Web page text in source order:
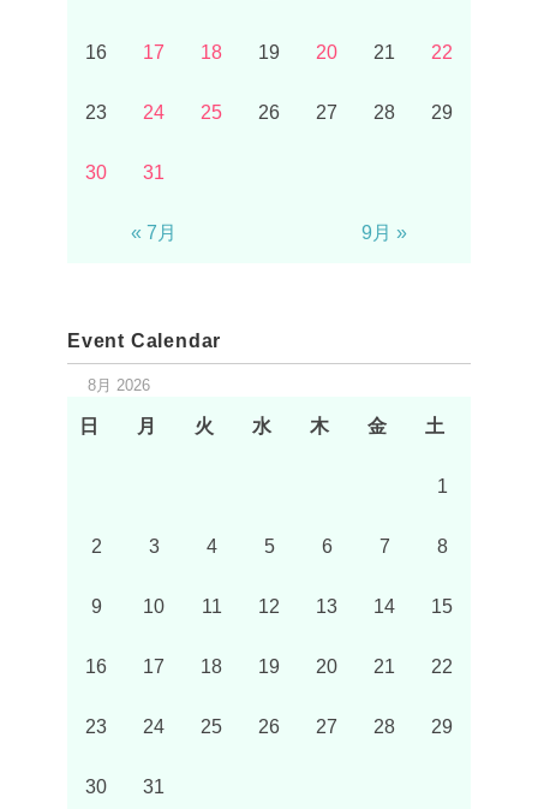
16 17 18 19 20 21 22
23 24 25 26 27 28 29
30 31
« 7月 9月 »
Event Calendar
8月 2026
日 月 火 水 木 金 土
1
2 3 4 5 6 7 8
9 10 11 12 13 14 15
16 17 18 19 20 21 22
23 24 25 26 27 28 29
30 31